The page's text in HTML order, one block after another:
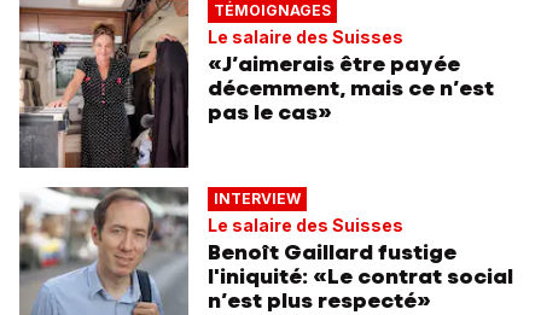
TÉMOIGNAGES
Le salaire des Suisses
«J’aimerais être payée
décemment, mais ce n’est
pas le cas»
INTERVIEW
Le salaire des Suisses
Benoît Gaillard fustige
l'iniquité: «Le contrat social
n’est plus respecté»